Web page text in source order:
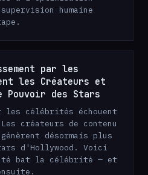
humaine
par les
les Créateurs et
Pouvoir des Stars
les célébrités échouent
créateurs de contenu
désormais plus
d'Hollywood. Voici
bat la célébrité — et